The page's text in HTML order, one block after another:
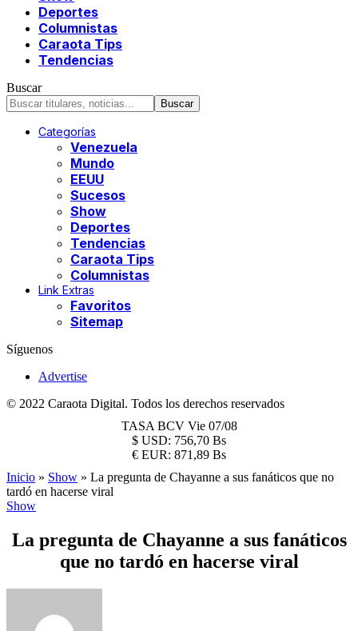
Deportes
Columnistas
Caraota Tips
Tendencias
Buscar
Categorías
Venezuela
Mundo
EEUU
Sucesos
Show
Deportes
Tendencias
Caraota Tips
Columnistas
Link Extras
Favoritos
Sitemap
Síguenos
Advertise
© 2022 Caraota Digital. Todos los derechos reservados
TASA BCV Vie 07/08
$ USD: 756,70 Bs
€ EUR: 871,89 Bs
Inicio » Show » La pregunta de Chayanne a sus fanáticos que no
tardó en hacerse viral
Show
La pregunta de Chayanne a sus fanáticos
que no tardó en hacerse viral